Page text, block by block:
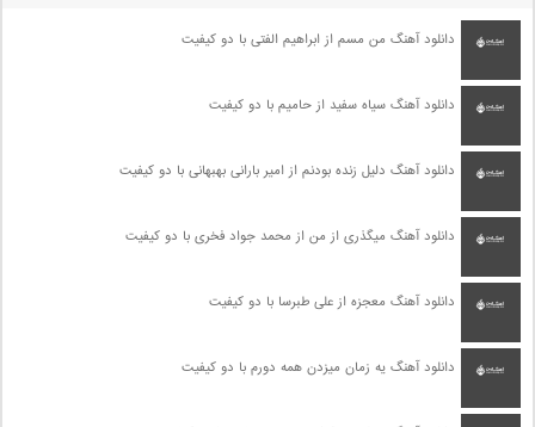
دانلود آهنگ من مسم از ابراهیم الفتی با دو کیفیت
دانلود آهنگ سیاه سفید از حامیم با دو کیفیت
دانلود آهنگ دلیل زنده بودنم از امیر بارانی بهبهانی با دو کیفیت
دانلود آهنگ میگذری از من از محمد جواد فخری با دو کیفیت
دانلود آهنگ معجزه از علی طبرسا با دو کیفیت
دانلود آهنگ یه زمان میزدن همه دورم با دو کیفیت